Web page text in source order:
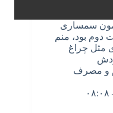
سمساری
بود، منم
مثل چراغ
و مصرف